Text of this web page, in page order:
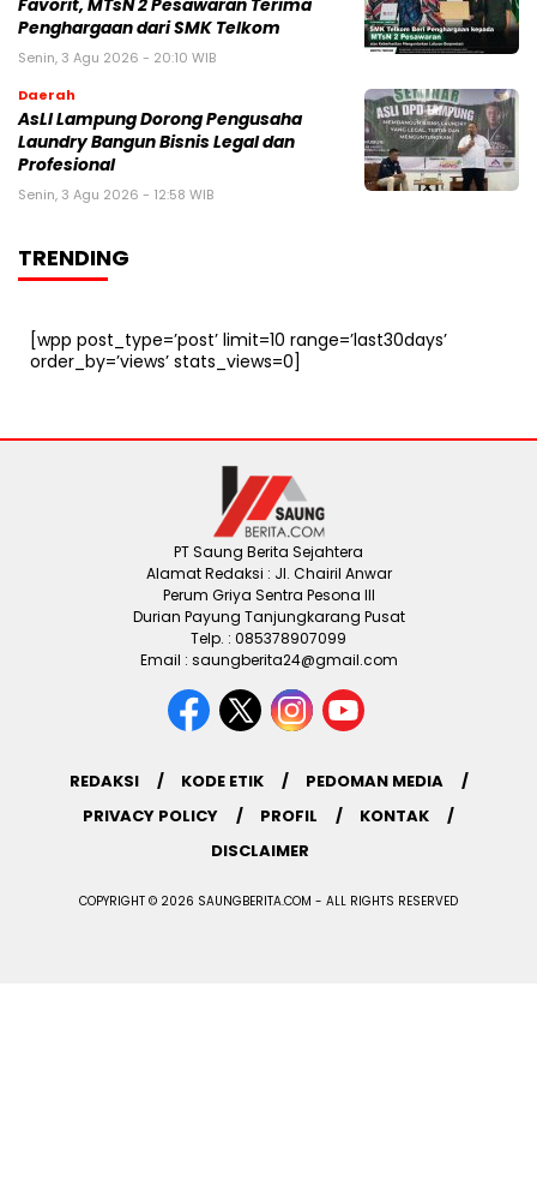
Favorit, MTsN 2 Pesawaran Terima
Penghargaan dari SMK Telkom
Senin, 3 Agu 2026 - 20:10 WIB
Daerah
AsLI Lampung Dorong Pengusaha
Laundry Bangun Bisnis Legal dan
Profesional
Senin, 3 Agu 2026 - 12:58 WIB
TRENDING
[wpp post_type=’post’ limit=10 range=’last30days’
order_by=’views’ stats_views=0]
PT Saung Berita Sejahtera
Alamat Redaksi : Jl. Chairil Anwar
Perum Griya Sentra Pesona III
Durian Payung Tanjungkarang Pusat
Telp. : 085378907099
Email : saungberita24@gmail.com
REDAKSI KODE ETIK
PEDOMAN MEDIA
PRIVACY POLICY
PROFIL
KONTAK
DISCLAIMER
COPYRIGHT © 2026 SAUNGBERITA.COM - ALL RIGHTS RESERVED